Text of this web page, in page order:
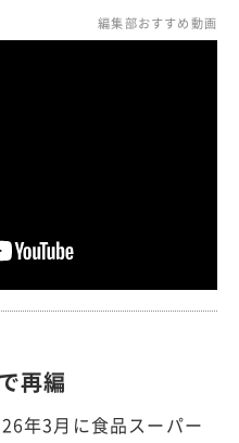
編集部おすすめ動画
再編
年3月に食品スーパー